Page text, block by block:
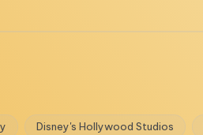
Disney's Hollywood Studios